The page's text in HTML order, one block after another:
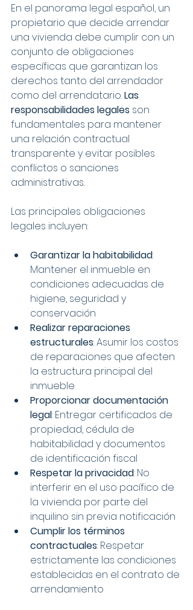
En el panorama legal español, un
propietario que decide arrendar
una vivienda debe cumplir con un
conjunto de obligaciones
específicas que garantizan los
derechos tanto del arrendador
como del arrendatario. Las
responsabilidades legales son
fundamentales para mantener
una relación contractual
transparente y evitar posibles
conflictos o sanciones
administrativas.
Las principales obligaciones
legales incluyen:
Garantizar la habitabilidad:
Mantener el inmueble en
condiciones adecuadas de
higiene, seguridad y
conservación
Realizar reparaciones
estructurales: Asumir los costos
de reparaciones que afecten
la estructura principal del
inmueble
Proporcionar documentación
legal: Entregar certificados de
propiedad, cédula de
habitabilidad y documentos
de identificación fiscal
Respetar la privacidad: No
interferir en el uso pacífico de
la vivienda por parte del
inquilino sin previa notificación
Cumplir los términos
contractuales: Respetar
estrictamente las condiciones
establecidas en el contrato de
arrendamiento